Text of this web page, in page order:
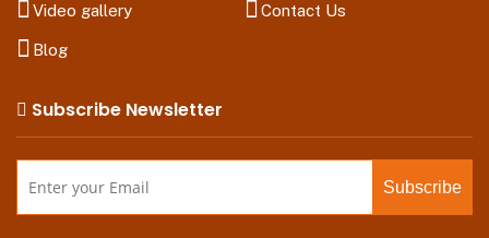
Video gallery Contact Us
Blog
Subscribe Newsletter